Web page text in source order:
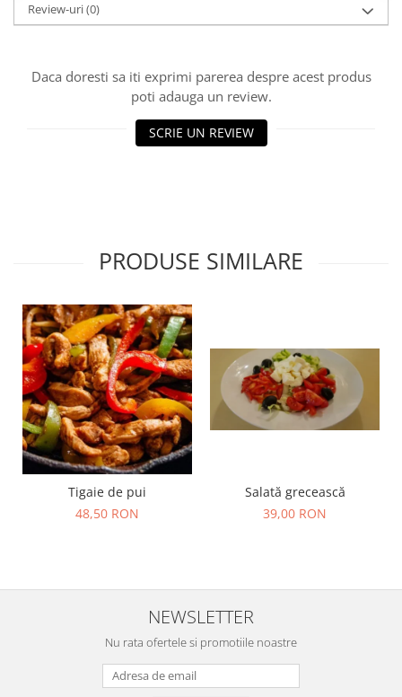
Review-uri(0)
Daca doresti sa iti exprimi parerea despre acest produs
poti adauga un review.
SCRIE UN REVIEW
PRODUSE SIMILARE
Tigaie de pui
48,50 RON
Salată grecească
39,00 RON
NEWSLETTER
Nu rata ofertele si promotiile noastre